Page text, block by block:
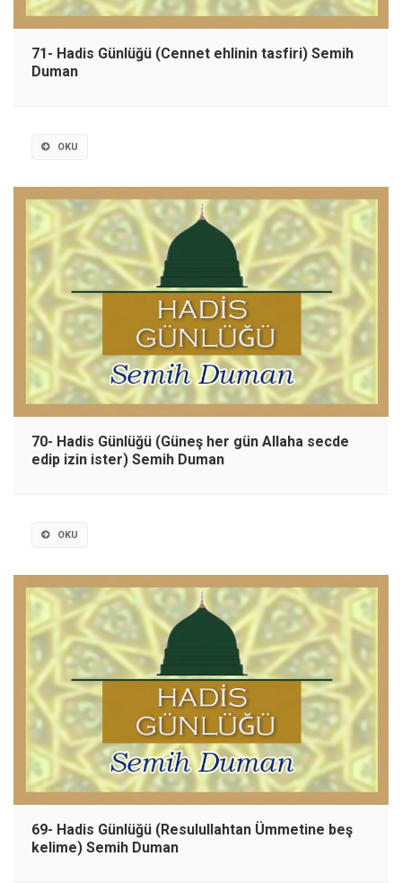
71- Hadis Günlüğü (Cennet ehlinin tasfiri) Semih
Duman
OKU
70- Hadis Günlüğü (Güneş her gün Allaha secde
edip izin ister) Semih Duman
OKU
69- Hadis Günlüğü (Resulullahtan Ümmetine beş
kelime) Semih Duman